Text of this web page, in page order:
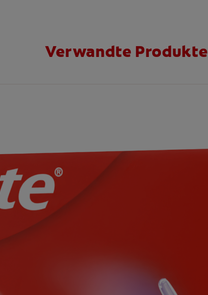
Verwandte Produkte